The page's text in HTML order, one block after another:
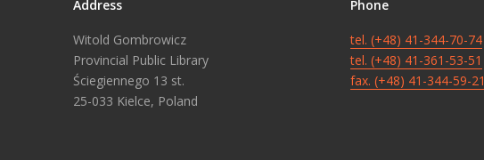
Address
Witold Gombrowicz
Provincial Public Library
Ściegiennego 13 st.
25-033 Kielce, Poland
Phone
tel. (+48) 41-344-70-74
tel. (+48) 41-361-53-51
fax. (+48) 41-344-59-21